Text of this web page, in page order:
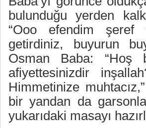
bulunduğu yerden
“Ooo efendim şeref
getirdiniz, buyurun
Osman Baba: “Hoş
afiyettesinizdir
Himmetinize
bir yandan da
yukarıdaki masayı